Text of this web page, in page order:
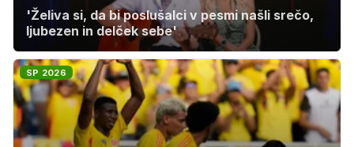
'Želiva si, da bi poslušalci v pesmi našli srečo,
ljubezen in delček sebe'
SP 2026